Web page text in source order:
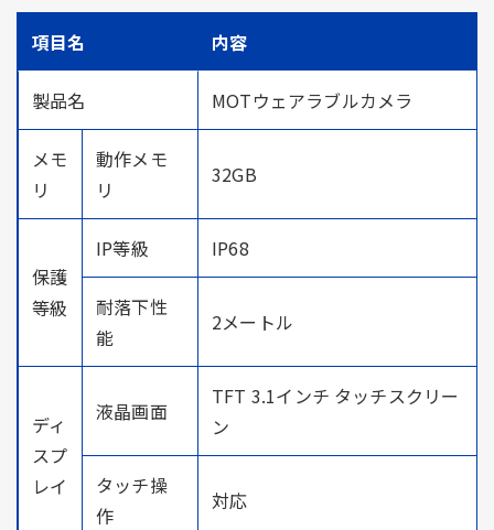
項目名 内容
製品名 MOTウェアラブルカメラ
メモ
リ
動作メモ
リ
32GB
保護
等級
IP等級 IP68
耐落下性
能
2メートル
ディ
スプ
レイ
液晶画面
TFT 3.1インチ タッチスクリー
ン
タッチ操
作
対応